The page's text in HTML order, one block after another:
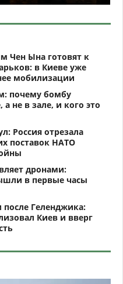
Чен Ына готовят к
в Киеве уже
мобилизации
почему бомбу
а не в зале, и кого это
Россия отрезала
поставок НАТО
дронами:
в первые часы
после Геленджика:
Киев и вверг